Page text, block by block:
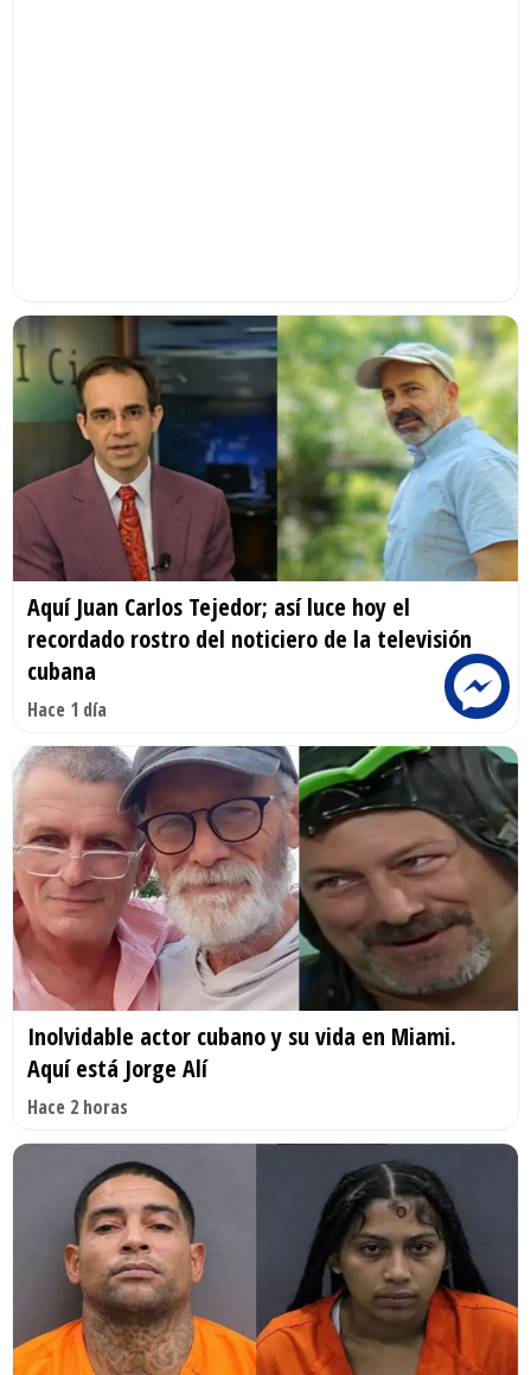
Aquí Juan Carlos Tejedor; así luce hoy el
recordado rostro del noticiero de la televisión
cubana
Hace 1 día
Inolvidable actor cubano y su vida en Miami.
Aquí está Jorge Alí
Hace 2 horas